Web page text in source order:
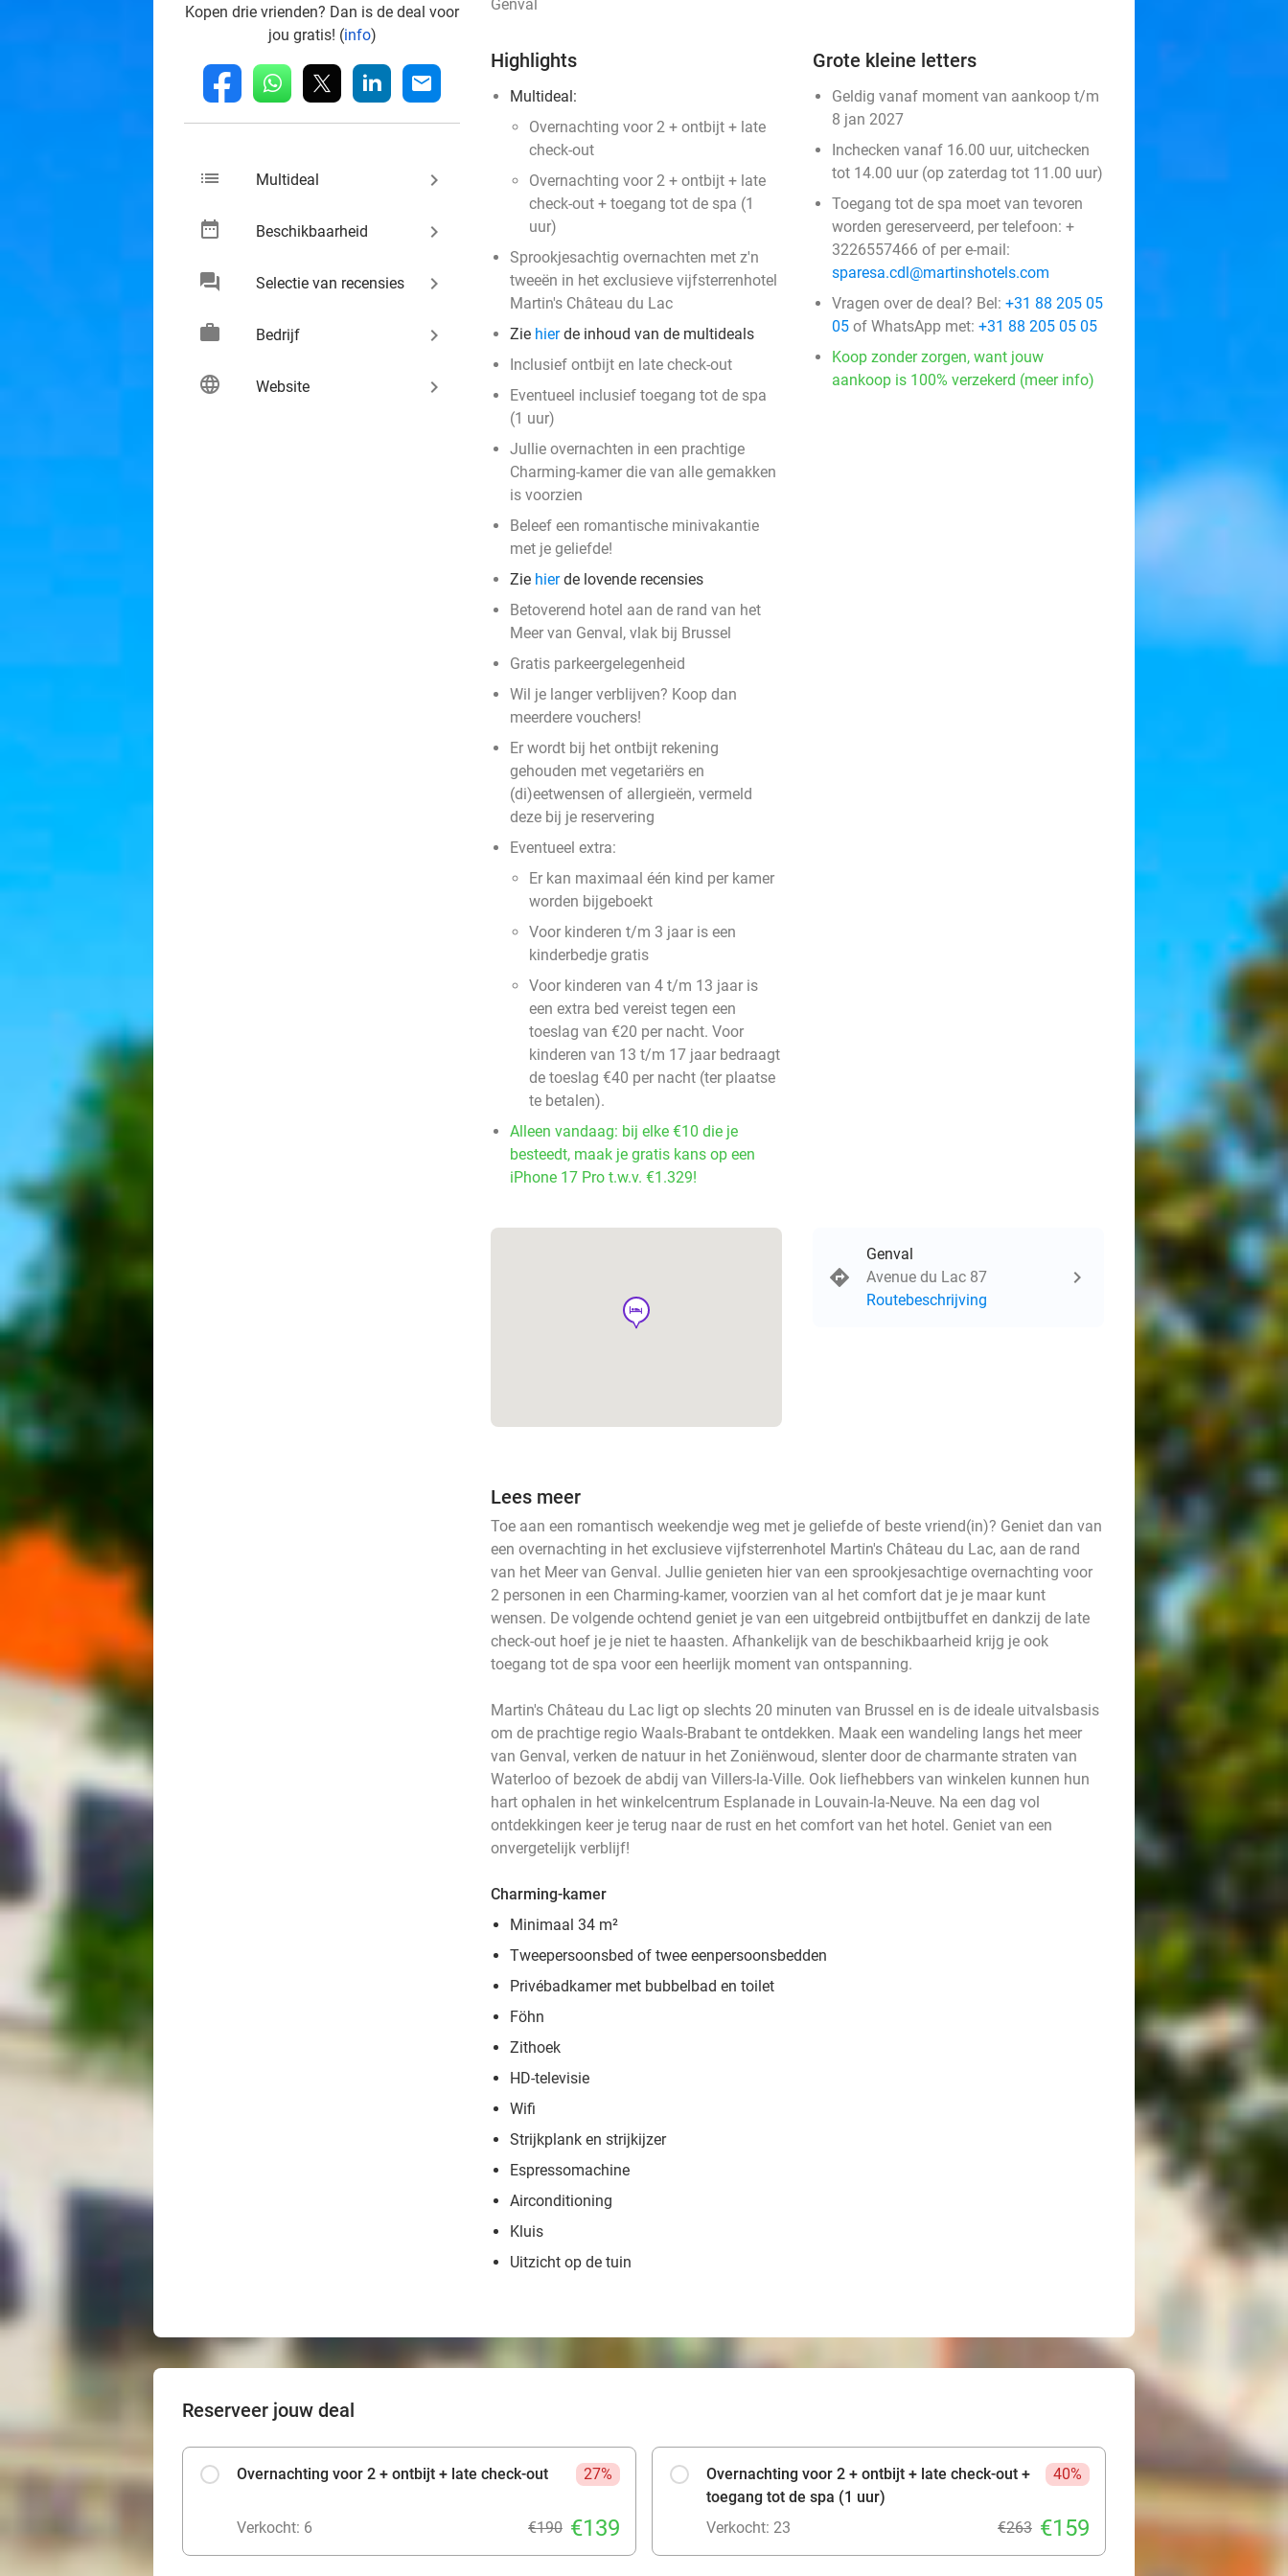
Kopen drie vrienden? Dan is de deal voor
jou gratis! (info)
fb whatsapp linkedin mail
list Multideal keyboard_arrow_right
date_range Beschikbaarheid keyboard_arrow_right
chat Selectie van recensies keyboard_arrow_right
work Bedrijf keyboard_arrow_right
language Website keyboard_arrow_right
Genval
Highlights
Multideal:
Overnachting voor 2 + ontbijt + late
check-out
Overnachting voor 2 + ontbijt + late
check-out + toegang tot de spa (1
uur)
Sprookjesachtig overnachten met z'n
tweeën in het exclusieve vijfsterrenhotel
Martin's Château du Lac
Zie hierde inhoud van de multideals
Inclusief ontbijt en late check-out
Eventueel inclusief toegang tot de spa
(1 uur)
Jullie overnachten in een prachtige
Charming-kamer die van alle gemakken
is voorzien
Beleef een romantische minivakantie
met je geliefde!
Zie hierde lovende recensies
Betoverend hotel aan de rand van het
Meer van Genval, vlak bij Brussel
Gratis parkeergelegenheid
Wil je langer verblijven? Koop dan
meerdere vouchers!
Er wordt bij het ontbijt rekening
gehouden met vegetariërs en
(di)eetwensen of allergieën, vermeld
deze bij je reservering
Eventueel extra:
Er kan maximaal één kind per kamer
worden bijgeboekt
Voor kinderen t/m 3 jaar is een
kinderbedje gratis
Voor kinderen van 4 t/m 13 jaar is
een extra bed vereist tegen een
toeslag van €20 per nacht. Voor
kinderen van 13 t/m 17 jaar bedraagt
de toeslag €40 per nacht (ter plaatse
te betalen).
Alleen vandaag: bij elke €10 die je
besteedt, maak je gratis kans op een
iPhone 17 Pro t.w.v. €1.329!
Grote kleine letters
Geldig vanaf moment van aankoop t/m
8 jan 2027
Inchecken vanaf 16.00 uur, uitchecken
tot 14.00 uur (op zaterdag tot 11.00 uur)
Toegang tot de spa moet van tevoren
worden gereserveerd, per telefoon: +
3226557466 of per e-mail:
sparesa.cdl@martinshotels.com
Vragen over de deal? Bel: +31 88 205 05
05 of WhatsApp met: +31 88 205 05 05
Koop zonder zorgen, want jouw
aankoop is 100% verzekerd (meer info)
hotel
Genval
Avenue du Lac 87
Routebeschrijving
Lees meer
Toe aan een romantisch weekendje weg met je geliefde of beste vriend(in)? Geniet dan van
een overnachting in het exclusieve vijfsterrenhotel Martin's Château du Lac, aan de rand
van het Meer van Genval. Jullie genieten hier van een sprookjesachtige overnachting voor
2 personen in een Charming-kamer, voorzien van al het comfort dat je je maar kunt
wensen. De volgende ochtend geniet je van een uitgebreid ontbijtbuffet en dankzij de late
check-out hoef je je niet te haasten. Afhankelijk van de beschikbaarheid krijg je ook
toegang tot de spa voor een heerlijk moment van ontspanning.
Martin's Château du Lac ligt op slechts 20 minuten van Brussel en is de ideale uitvalsbasis
om de prachtige regio Waals-Brabant te ontdekken. Maak een wandeling langs het meer
van Genval, verken de natuur in het Zoniënwoud, slenter door de charmante straten van
Waterloo of bezoek de abdij van Villers-la-Ville. Ook liefhebbers van winkelen kunnen hun
hart ophalen in het winkelcentrum Esplanade in Louvain-la-Neuve. Na een dag vol
ontdekkingen keer je terug naar de rust en het comfort van het hotel. Geniet van een
onvergetelijk verblijf!
Charming-kamer
Minimaal 34 m²
Tweepersoonsbed of twee eenpersoonsbedden
Privébadkamer met bubbelbad en toilet
Föhn
Zithoek
HD-televisie
Wifi
Strijkplank en strijkijzer
Espressomachine
Airconditioning
Kluis
Uitzicht op de tuin
Reserveer jouw deal
Overnachting voor 2 + ontbijt + late check-out 27%
Verkocht: 6 €190 €139
Overnachting voor 2 + ontbijt + late check-out +
toegang tot de spa (1 uur)
40%
Verkocht: 23 €263 €159